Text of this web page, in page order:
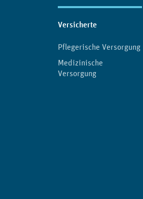
Inhaltsübersicht
Versicherte
Pflegerische Versorgung
Medizinische
Versorgung